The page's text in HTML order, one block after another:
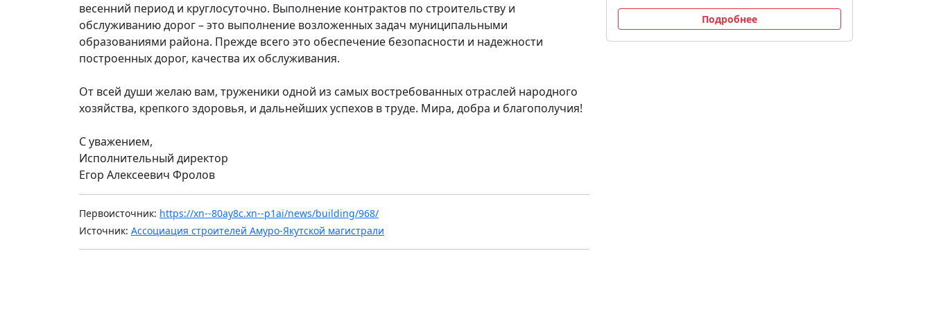
весенний период и круглосуточно. Выполнение контрактов по строительству и
обслуживанию дорог – это выполнение возложенных задач муниципальными
образованиями района. Прежде всего это обеспечение безопасности и надежности
построенных дорог, качества их обслуживания.
От всей души желаю вам, труженики одной из самых востребованных отраслей народного
хозяйства, крепкого здоровья, и дальнейших успехов в труде. Мира, добра и благополучия!
С уважением,
Исполнительный директор
Егор Алексеевич Фролов
Первоисточник: https://xn--80ay8c.xn--p1ai/news/building/968/
Источник: Ассоциация строителей Амуро-Якутской магистрали
Подробнее